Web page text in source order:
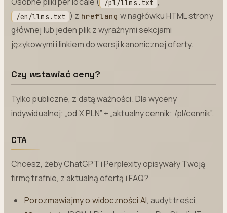
/pl/llms.txt
/en/llms.txt ) z hreflang w nagłówku HTML strony
głównej lub jeden plik z wyraźnymi sekcjami
językowymi i linkiem do wersji kanonicznej oferty.
Czy wstawiać ceny?
Tylko publiczne, z datą ważności. Dla wyceny
indywidualnej: „od X PLN” + „aktualny cennik: /pl/cennik”.
CTA
Chcesz, żeby ChatGPT i Perplexity opisywały Twoją
firmę trafnie, z aktualną ofertą i FAQ?
Porozmawiajmy o widoczności AI, audyt treści,